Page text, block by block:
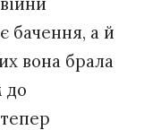
бачення, а й
вона брала
до